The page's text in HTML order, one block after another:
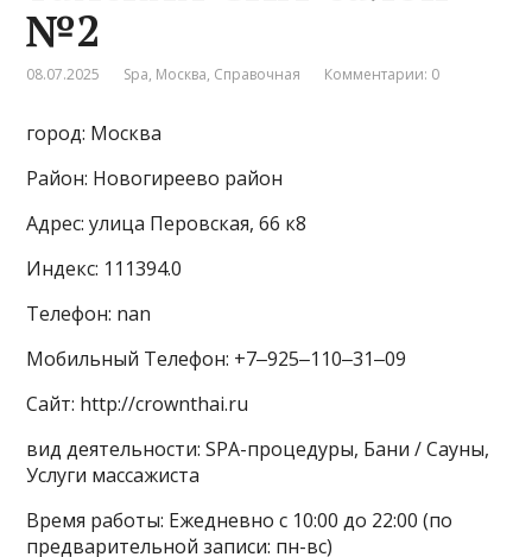
№2
08.07.2025 Spa, Москва, Справочная Комментарии: 0
город: Москва
Район: Новогиреево район
Адрес: улица Перовская, 66 к8
Индекс: 111394.0
Телефон: nan
Мобильный Телефон: +7‒925‒110‒31‒09
Сайт: http://crownthai.ru
вид деятельности: SPA-процедуры, Бани / Сауны,
Услуги массажиста
Время работы: Ежедневно с 10:00 до 22:00 (по
предварительной записи: пн-вс)